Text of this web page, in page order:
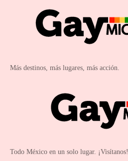
Más destinos, más lugares, más acción.
Todo México en un solo lugar. ¡Visítanos!